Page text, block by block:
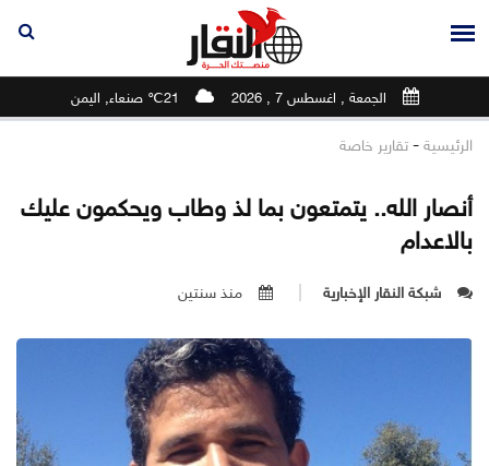
الجمعة , اغسطس 7 , 2026 21℃ صنعاء, اليمن
الرئيسية - تقارير خاصة
أنصار الله.. يتمتعون بما لذ وطاب ويحكمون عليك
بالاعدام
شبكة النقار الإخبارية منذ سنتين